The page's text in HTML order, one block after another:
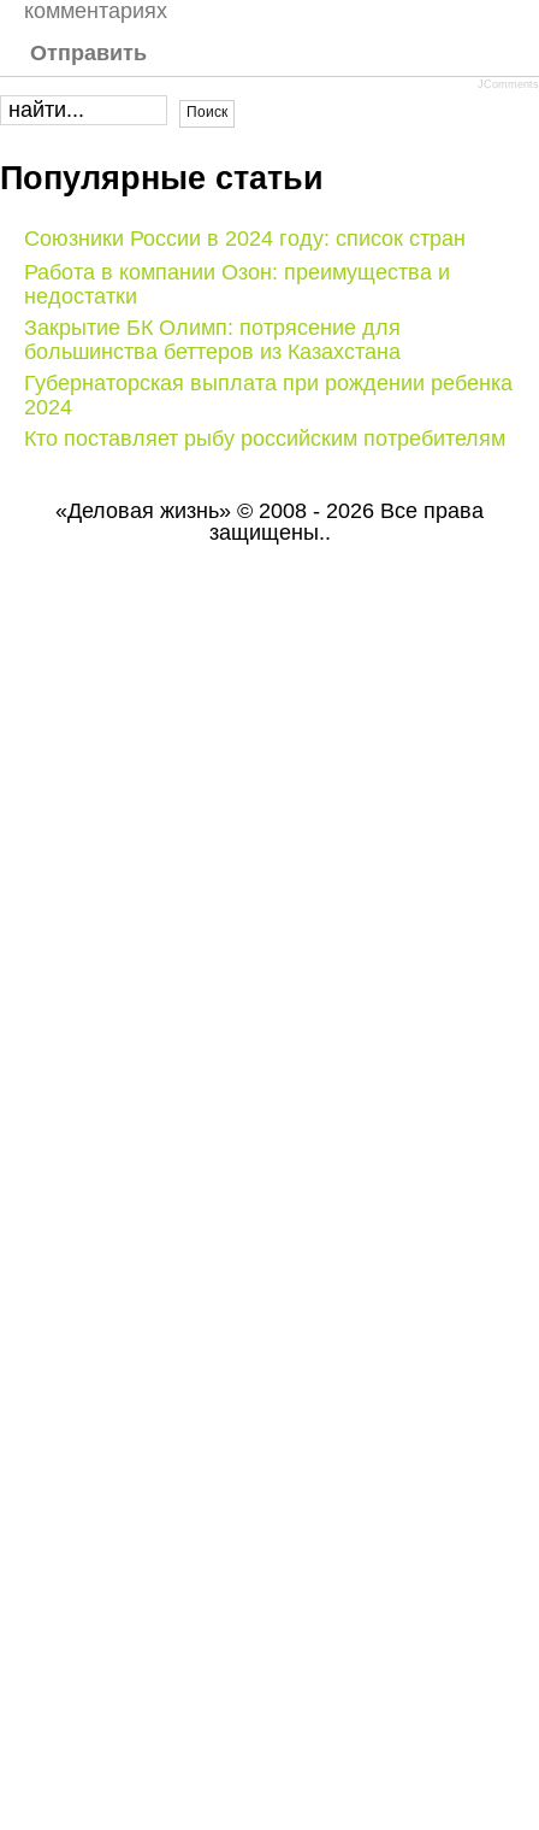
комментариях
Отправить
JComments
Популярные статьи
Союзники России в 2024 году: список стран
Работа в компании Озон: преимущества и
недостатки
Закрытие БК Олимп: потрясение для
большинства беттеров из Казахстана
Губернаторская выплата при рождении ребенка
2024
Кто поставляет рыбу российским потребителям
«Деловая жизнь» © 2008 - 2026 Все права
защищены..